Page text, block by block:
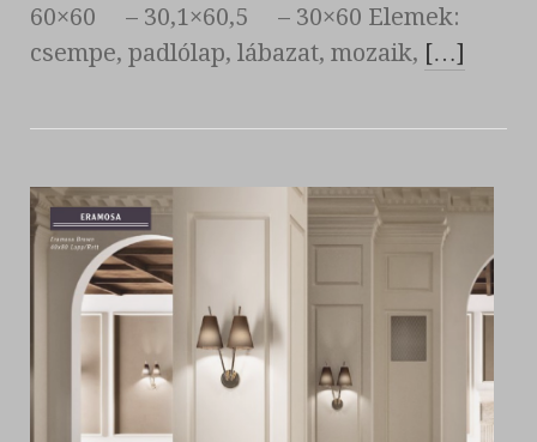
60×60 – 30,1×60,5 – 30×60 Elemek:
csempe, padlólap, lábazat, mozaik, […]